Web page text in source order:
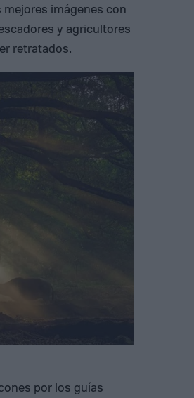
imágenes con
y agricultores
retratados.
por los guías